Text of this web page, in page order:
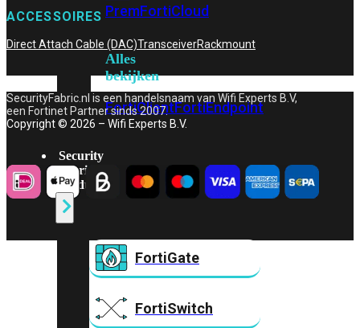
PremFortiCloud
Alles
bekijken
FortiClientFortiEndpoint
Security
Fabric
Producten
FortiGate
FortiSwitch
ACCESSOIRES
Direct Attach Cable (DAC)TransceiverRackmount
SecurityFabric.nl is een handelsnaam van Wifi Experts B.V,
een Fortinet Partner sinds 2007.
Copyright © 2026 – Wifi Experts B.V.